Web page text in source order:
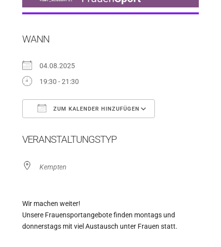
WANN
04.08.2025
19:30 - 21:30
ZUM KALENDER HINZUFÜGEN
VERANSTALTUNGSTYP
Kempten
Wir machen weiter!
Unsere Frauensportangebote finden montags und
donnerstags mit viel Austausch unter Frauen statt.